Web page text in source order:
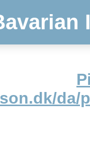
da/